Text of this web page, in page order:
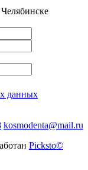
данных
kosmodenta@mail.ru
Picksto©